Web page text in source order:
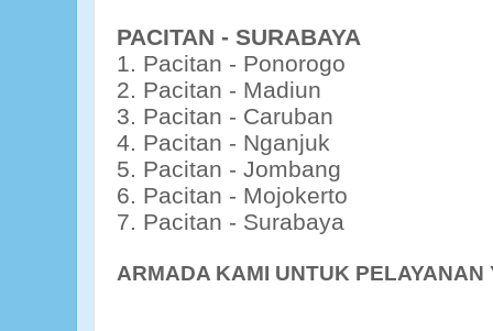
PACITAN - SURABAYA
1. Pacitan - Ponorogo
2. Pacitan - Madiun
3. Pacitan - Caruban
4. Pacitan - Nganjuk
5. Pacitan - Jombang
6. Pacitan - Mojokerto
7. Pacitan - Surabaya
ARMADA KAMI UNTUK